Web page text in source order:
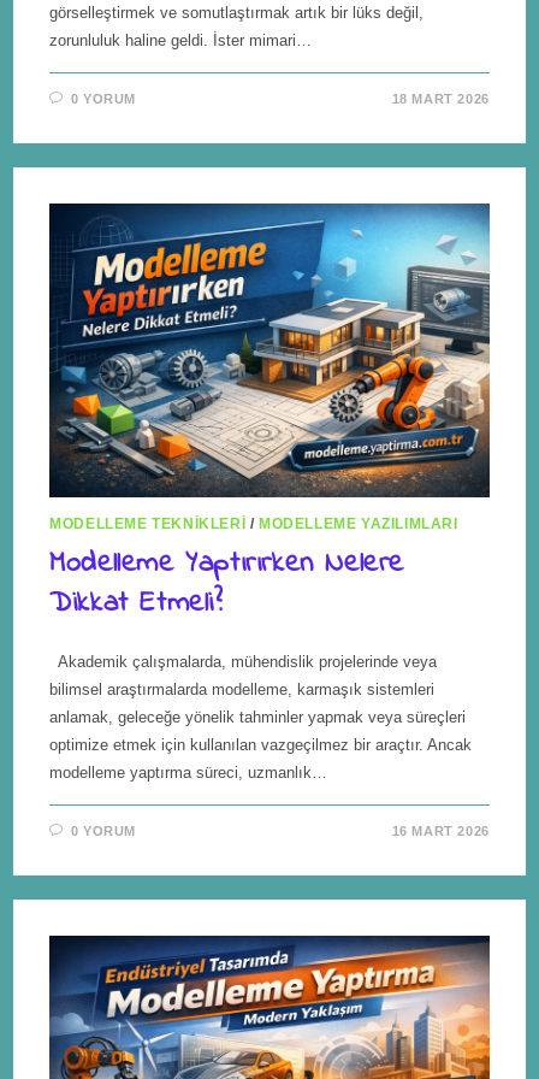
görselleştirmek ve somutlaştırmak artık bir lüks değil,
zorunluluk haline geldi. İster mimari…
0 YORUM 18 MART 2026
MODELLEME TEKNIKLERI / MODELLEME YAZILIMLARI
Modelleme Yaptırırken Nelere
Dikkat Etmeli?
Akademik çalışmalarda, mühendislik projelerinde veya
bilimsel araştırmalarda modelleme, karmaşık sistemleri
anlamak, geleceğe yönelik tahminler yapmak veya süreçleri
optimize etmek için kullanılan vazgeçilmez bir araçtır. Ancak
modelleme yaptırma süreci, uzmanlık…
0 YORUM 16 MART 2026